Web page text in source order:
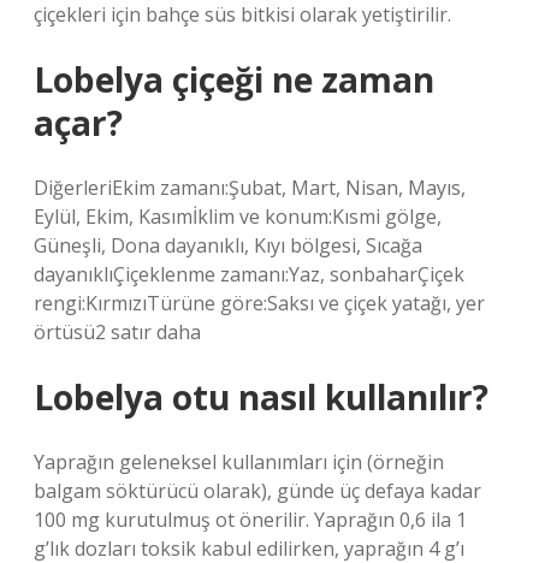
çiçekleri için bahçe süs bitkisi olarak yetiştirilir.
Lobelya çiçeği ne zaman
açar?
DiğerleriEkim zamanı:Şubat, Mart, Nisan, Mayıs,
Eylül, Ekim, Kasımİklim ve konum:Kısmi gölge,
Güneşli, Dona dayanıklı, Kıyı bölgesi, Sıcağa
dayanıklıÇiçeklenme zamanı:Yaz, sonbaharÇiçek
rengi:KırmızıTürüne göre:Saksı ve çiçek yatağı, yer
örtüsü2 satır daha
Lobelya otu nasıl kullanılır?
Yaprağın geleneksel kullanımları için (örneğin
balgam söktürücü olarak), günde üç defaya kadar
100 mg kurutulmuş ot önerilir. Yaprağın 0,6 ila 1
g’lık dozları toksik kabul edilirken, yaprağın 4 g’ı